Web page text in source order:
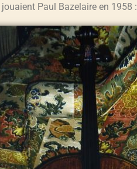
Paul Bazelaire en 1958 :